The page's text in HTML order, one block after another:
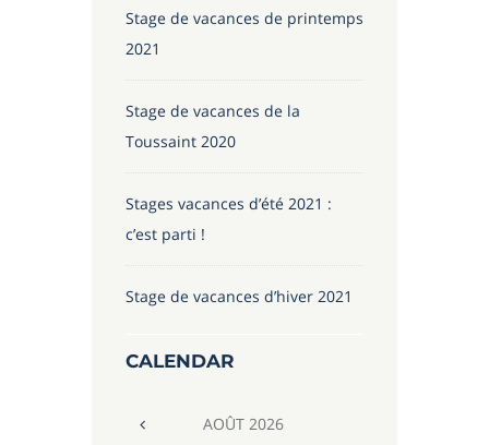
Stage de vacances de printemps
2021
Stage de vacances de la
Toussaint 2020
Stages vacances d’été 2021 :
c’est parti !
Stage de vacances d’hiver 2021
CALENDAR
AOÛT 2026